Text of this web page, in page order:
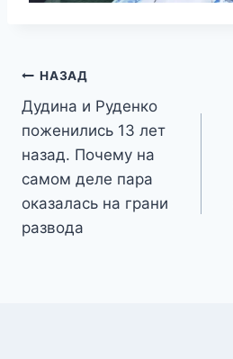
Навигация
по
записям
НАЗАД
Дудина и Руденко
поженились 13 лет
назад. Почему на
самом деле пара
оказалась на грани
развода